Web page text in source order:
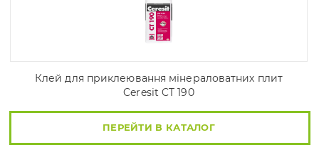
Клей для приклеювання мінераловатних плит
Ceresit CT 190
ПЕРЕЙТИ В КАТАЛОГ